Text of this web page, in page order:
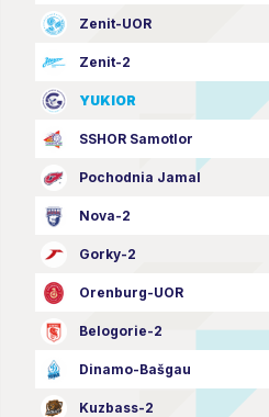
Zenit-UOR
Zenit-2
YUKIOR
SSHOR Samotlor
Pochodnia Jamal
Nova-2
Gorky-2
Orenburg-UOR
Belogorie-2
Dinamo-Bašgau
Kuzbass-2